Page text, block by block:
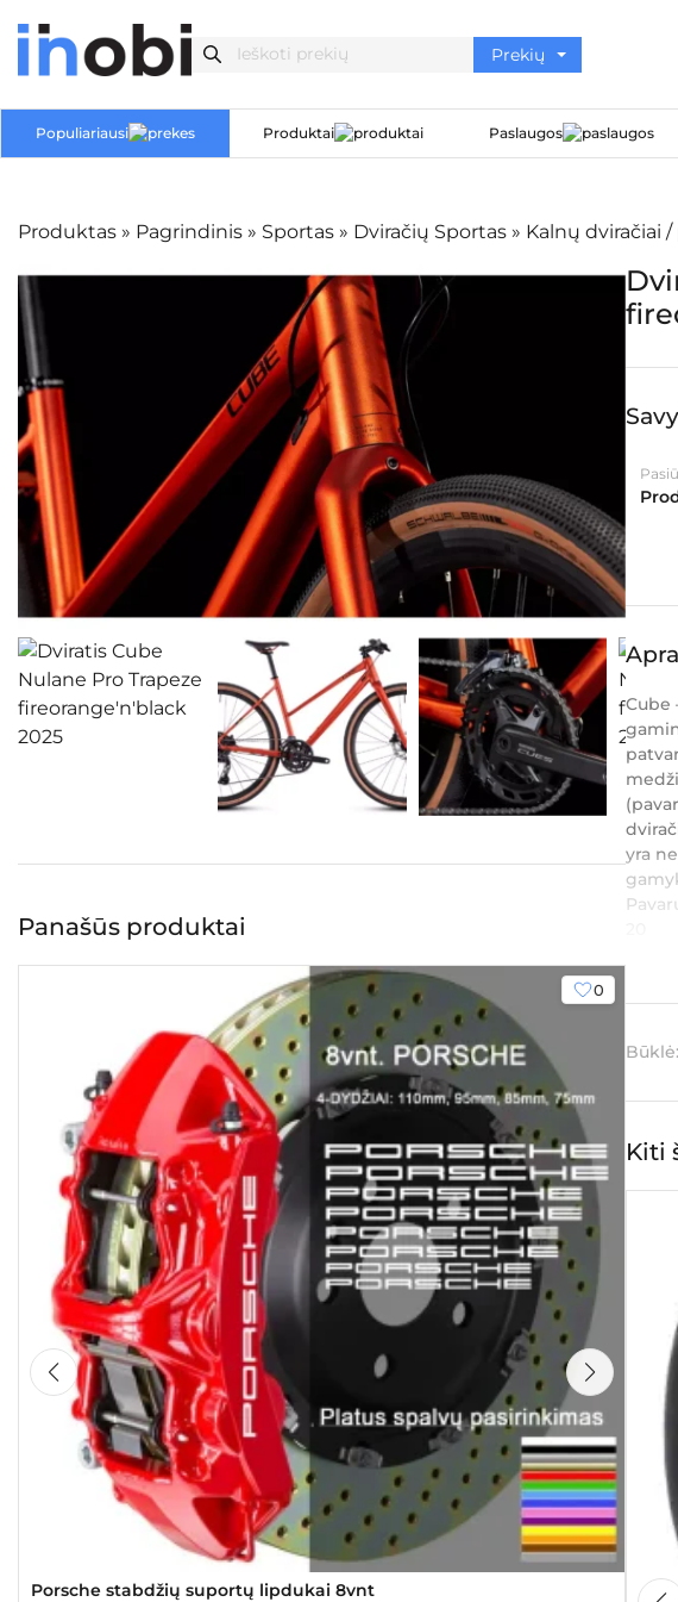
Populiariausi Produktai Paslaugos
Produktas » Pagrindinis » Sportas » Dviračių Sportas » Kalnų dviračiai
Panašūs produktai
0
Porsche stabdžių suportų lipdukai 8vnt
Cube
yra
Būklė:
Kiti